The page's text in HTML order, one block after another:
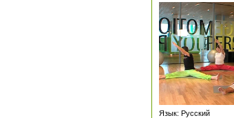
Язык: Русский